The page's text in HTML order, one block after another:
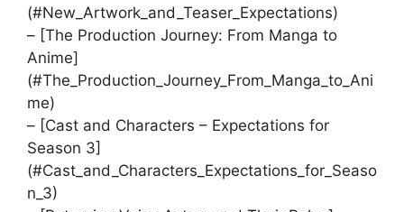
(#New_Artwork_and_Teaser_Expectations)
– [The Production Journey: From Manga to
Anime]
(#The_Production_Journey_From_Manga_to_Ani
me)
– [Cast and Characters – Expectations for
Season 3]
(#Cast_and_Characters_Expectations_for_Seaso
n_3)